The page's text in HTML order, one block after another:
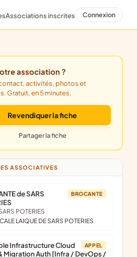
Associations inscrites Connexion
association ?
Gratuit, en 5 minutes.
Revendiquer la fiche
Partager la fiche
ASSOCIATIVES
BROCANTE
de SARS
POTERIES
LAIQUE DE SARS POTERIES
APPEL
Infrastructure Cloud
Migration Auth [Infra / DevOps /